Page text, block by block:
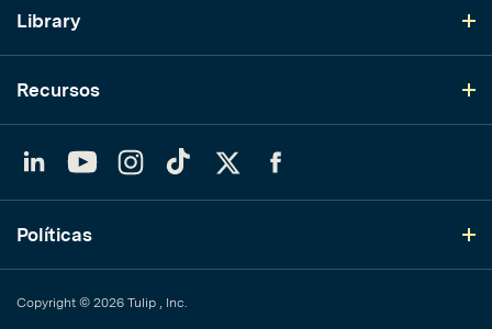
Library
Recursos
YouTubeInstagram
TikTok
Políticas
Copyright © 2026 Tulip , Inc.